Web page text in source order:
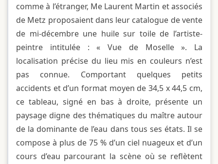
comme à l’étranger, Me Laurent Martin et associés
de Metz proposaient dans leur catalogue de vente
de mi-décembre une huile sur toile de l’artiste-
peintre intitulée : « Vue de Moselle ». La
localisation précise du lieu mis en couleurs n’est
pas connue. Comportant quelques petits
accidents et d’un format moyen de 34,5 x 44,5 cm,
ce tableau, signé en bas à droite, présente un
paysage digne des thématiques du maître autour
de la dominante de l’eau dans tous ses états. Il se
compose à plus de 75 % d’un ciel nuageux et d’un
cours d’eau parcourant la scène où se reflètent